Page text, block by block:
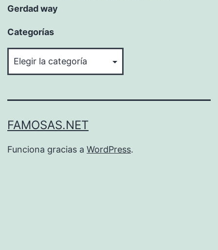
Gerdad way
Categorías
FAMOSAS.NET
Funciona gracias a WordPress.